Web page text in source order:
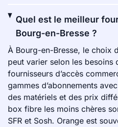
Quel est le meilleur
Bourg-en-Bresse ?
À Bourg-en-Bresse, le choix
peut varier selon les besoins
fournisseurs d’accès
gammes d’abonnements
des matériels et des prix
box fibre les moins chères
SFR et Sosh. Orange est